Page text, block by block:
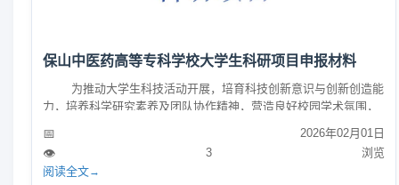
保山中医药高等专科学校大学生科研项目申报材料
为推动大学生科技活动开展，培育科技创新意识与创新创造能
力，培养科学研究素养及团队协作精神，营造良好校园学术氛围，
保山中医药高等专科学校设立了大学生科研项目，本附件为项目申
报专用材料。 该附件是符合申报条件的全日制在校生参与 学
校大学生科研项目的必备申报依据，包含项目申报所需填写的各项
核心内容。具体申报要求可咨询学校科学技术处。 联系
📅 2026年02月01日
👁️ 3
浏览
阅读全文→